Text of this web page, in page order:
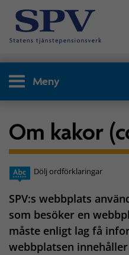
Meny
Om kakor
Dölj ordförklaringar
SPV:s webbplats
som besöker en
måste enligt lag få
webbplatsen